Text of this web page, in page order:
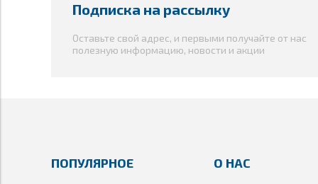
Подписка на рассылку
Оставьте свой адрес, и первыми получайте от нас
полезную информацию, новости и акции
ПОПУЛЯРНОЕ О НАС